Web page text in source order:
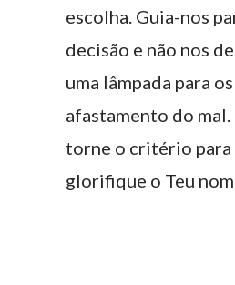
escolha. Guia-nos
decisão e não nos
uma lâmpada para
afastamento do mal.
torne o critério para
glorifique o Teu